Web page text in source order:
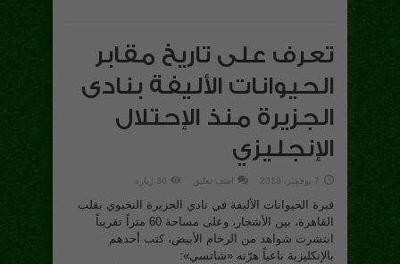
تعرف على تاريخ مقابر
الحيوانات الأليفة بنادى
الجزيرة منذ الإحتلال
الإنجليزي
7 نوفمبر، 2018 اضف تعليق 30 زيارة
قبرة الحيوانات الأليفة في نادي الجزيرة النخبوي بقلب
القاهرة، بين الأشجار، وعلى مساحة 60 متراً تقريباً
انتشرت شواهد من الرخام الأبيض، كتب أحدهم
بالإنكليزية ناعياً هرّته «شاتسي»: